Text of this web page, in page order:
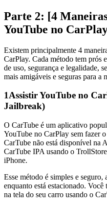
Parte 2: [4
YouTube no
Existem principalmente 4
CarPlay. Cada método tem prós
de uso, segurança e legalidade,
mais amigáveis e seguras para a
1Assistir YouTube no
Jailbreak)
O CarTube é um aplicativo
YouTube no CarPlay sem fazer
CarTube não está disponível na
CarTube IPA usando o
iPhone.
Esse método é simples e seguro,
enquanto está estacionado.
na tela do seu carro usando o